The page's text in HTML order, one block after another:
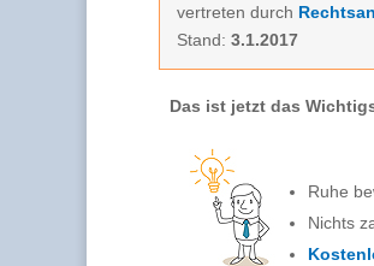
vertreten durch
Stand: 3.1.2017
Das ist jetzt das
Ruhe
Nichts